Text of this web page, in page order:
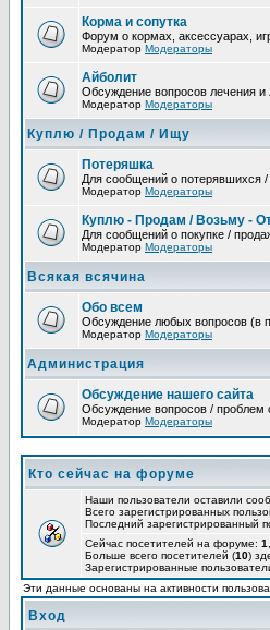
Корма и сопутка
Форум о кормах, аксессуарах,
Модератор Модераторы
Айболит
Обсуждение вопросов лечения и
Модератор Модераторы
Куплю / Продам / Ищу
Потеряшка
Для сообщений о потерявшихся
Модератор Модераторы
Куплю - Продам / Возьму -
Для сообщений о покупке /
Модератор Модераторы
Всякая всячина
Обо всем
Обсуждение любых вопросов (в
Модератор Модераторы
Администрация
Обсуждение нашего сайта
Обсуждение вопросов /
Модератор Модераторы
Кто сейчас на форуме
Наши пользователи оставили
Всего зарегистрированных
Последний зарегистрированный
Сейчас посетителей на форуме: 1
Больше всего посетителей (10)
Зарегистрированные
Эти данные основаны на активности
Вход